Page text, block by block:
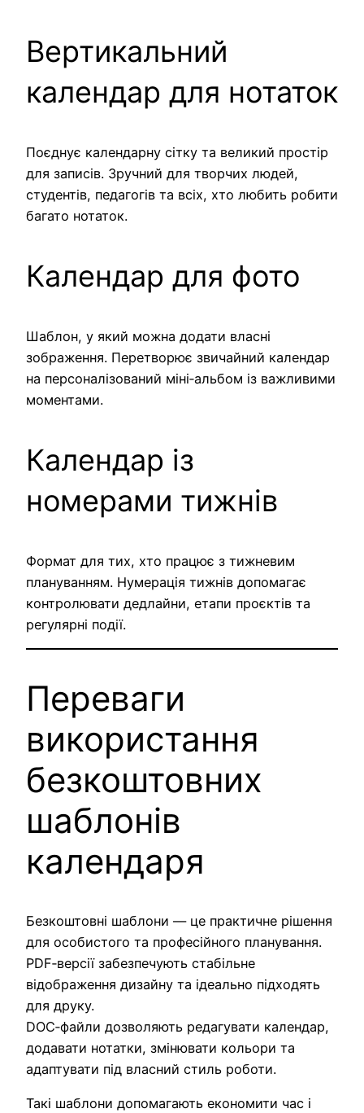
Вертикальний
календар для нотаток
Поєднує календарну сітку та великий простір
для записів. Зручний для творчих людей,
студентів, педагогів та всіх, хто любить робити
багато нотаток.
Календар для фото
Шаблон, у який можна додати власні
зображення. Перетворює звичайний календар
на персоналізований міні‑альбом із важливими
моментами.
Календар із
номерами тижнів
Формат для тих, хто працює з тижневим
плануванням. Нумерація тижнів допомагає
контролювати дедлайни, етапи проєктів та
регулярні події.
Переваги
використання
безкоштовних
шаблонів
календаря
Безкоштовні шаблони — це практичне рішення
для особистого та професійного планування.
PDF‑версії забезпечують стабільне
відображення дизайну та ідеально підходять
для друку.
DOC‑файли дозволяють редагувати календар,
додавати нотатки, змінювати кольори та
адаптувати під власний стиль роботи.
Такі шаблони допомагають економити час і